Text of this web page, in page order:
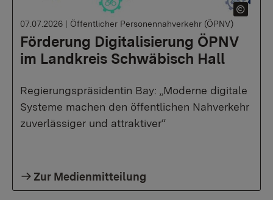
Förderung Digitalisierung ÖPNV
im Landkreis Schwäbisch Hall
07.07.2026 | Öffentlicher Personennahverkehr (ÖPNV)
Regierungspräsidentin Bay: „Moderne digitale
Systeme machen den öffentlichen Nahverkehr
zuverlässiger und attraktiver“
Zur Medienmitteilung